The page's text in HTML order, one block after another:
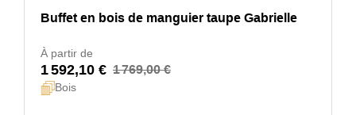
Buffet en bois de manguier taupe Gabrielle
À partir de
1 592,10 € 1 769,00 €
Bois